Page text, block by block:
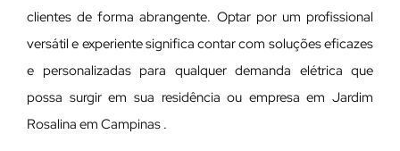
clientes de forma abrangente. Optar por um profissional
versátil e experiente significa contar com soluções eficazes
e personalizadas para qualquer demanda elétrica que
possa surgir em sua residência ou empresa em Jardim
Rosalina em Campinas .